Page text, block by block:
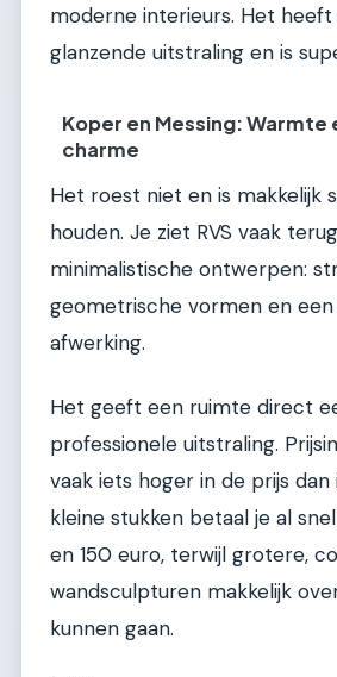
moderne interieurs. Het heeft
glanzende uitstraling en is
Koper en Messing: Warmte
charme
Het roest niet en is makkelijk
houden. Je ziet RVS vaak
minimalistische ontwerpen:
geometrische vormen en een
afwerking.
Het geeft een ruimte direct
professionele uitstraling.
vaak iets hoger in de prijs dan
kleine stukken betaal je al
en 150 euro, terwijl grotere,
wandsculpturen makkelijk
kunnen gaan.